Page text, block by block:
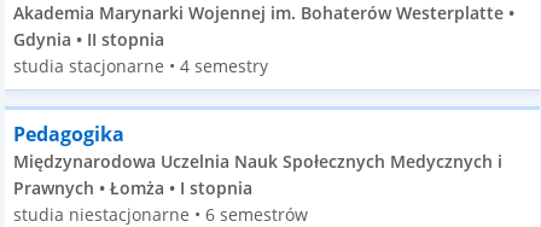
Akademia Marynarki Wojennej im. Bohaterów Westerplatte •
Gdynia • II stopnia
studia stacjonarne • 4 semestry
Pedagogika
Międzynarodowa Uczelnia Nauk Społecznych Medycznych i
Prawnych • Łomża • I stopnia
studia niestacjonarne • 6 semestrów